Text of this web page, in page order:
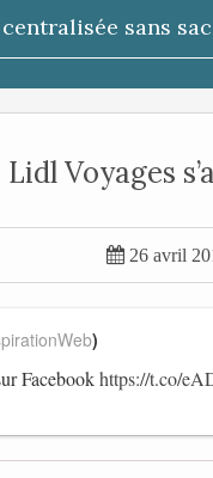
sans sac
Lidl Voyages
 26 avril
Facebookhttps://t.co/
)